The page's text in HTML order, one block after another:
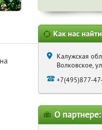
Как нас найти
Калужская
Волковское,
+7(495)877-
О партнере: